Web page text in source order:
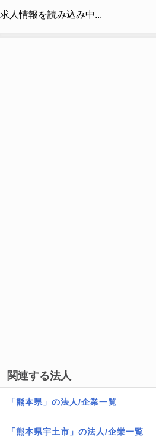
求人情報を読み込み中...
関連する法人
「熊本県」の法人/企業一覧
「熊本県宇土市」の法人/企業一覧